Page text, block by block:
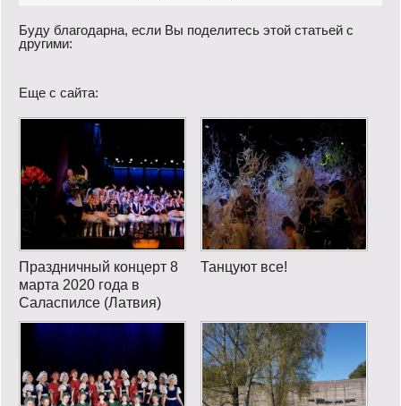
Буду благодарна, если Вы поделитесь этой статьей с
другими:
Еще с сайта:
Праздничный концерт 8
марта 2020 года в
Саласпилсе (Латвия)
Танцуют все!